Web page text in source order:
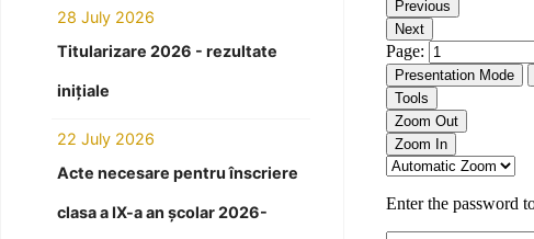
28 July 2026
Titularizare 2026 - rezultate
inițiale
22 July 2026
Acte necesare pentru înscriere
clasa a IX-a an școlar 2026-